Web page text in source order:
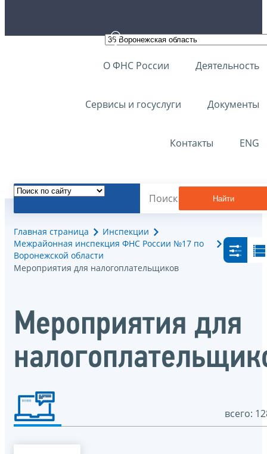
О ФНС России Деятельность
Сервисы и госуслуги Документы
Контакты ENG
Найти
Главная страница
Инспекции
Межрайонная инспекция ФНС России №17 по
Воронежской области
Мероприятия для налогоплательщиков
Мероприятия для
всего: